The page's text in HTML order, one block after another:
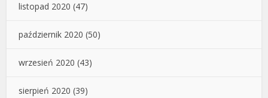
listopad 2020 (47)
październik 2020 (50)
wrzesień 2020 (43)
sierpień 2020 (39)